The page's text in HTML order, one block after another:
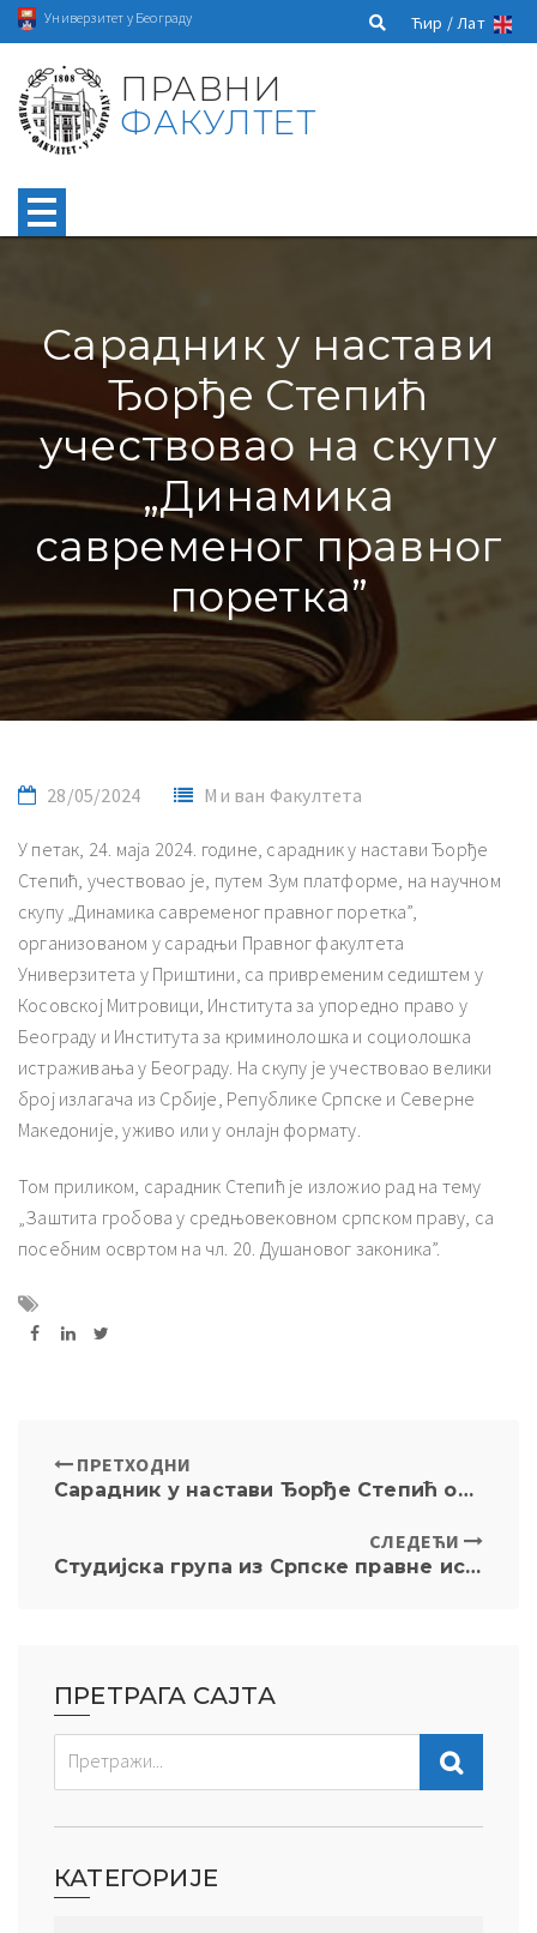
Универзитет у Београду Ћир /Лат
ПРАВНИ
ФАКУЛТЕТ
Сарадник у настави
Ђорђе Степић
учествовао на скупу
„Динамика
савременог правног
поретка”
28/05/2024 Ми ван Факултета
У петак, 24. маја 2024. године, сарадник у настави Ђорђе
Степић, учествовао је, путем Зум платформе, на научном
скупу „Динамика савременог правног поретка”,
организованом у сарадњи Правног факултета
Универзитета у Приштини, са привременим седиштем у
Косовској Митровици, Института за упоредно право у
Београду и Института за криминолошка и социолошка
истраживања у Београду. На скупу је учествовао велики
број излагача из Србије, Републике Српске и Северне
Македоније, уживо или у онлајн формату.
Том приликом, сарадник Степић је изложио рад на тему
„Заштита гробова у средњовековном српском праву, са
посебним освртом на чл. 20. Душановог законика”.
ПРЕТХОДНИ
Сарадник у настави Ђорђе Степић одржао је гостујуће предавање на Правном факултету у Бањој Луци
СЛЕДЕЋИ
Студијска група из Српске правне историје у посети Државном архиву Србије и Музеју жртава геноцида
ПРЕТРАГА САЈТА
КАТЕГОРИЈЕ